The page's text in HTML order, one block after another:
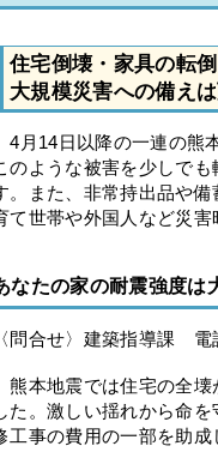
住宅倒壊・家具の転
大規模災害への備え
4月14日以降の一連の熊
のような被害を少しで
。また、非常持出品や
て世帯や外国人など災害
なたの家の耐震強度は
〈問合せ〉建築指導課 電
熊本地震では住宅の全壊
た。激しい揺れから命
工事の費用の一部を助成